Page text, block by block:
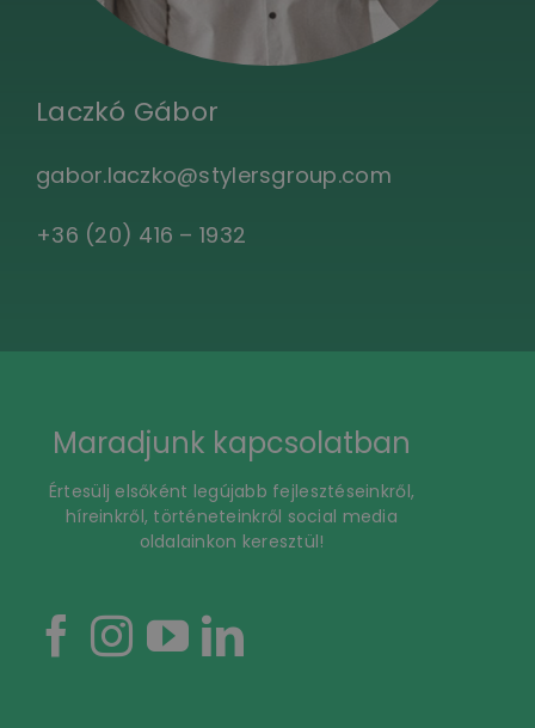
Laczkó Gábor
gabor.laczko@stylersgroup.com
+36 (20) 416 – 1932
Maradjunk kapcsolatban
Értesülj elsőként legújabb fejlesztéseinkről,
híreinkről, történeteinkről social media
oldalainkon keresztül!